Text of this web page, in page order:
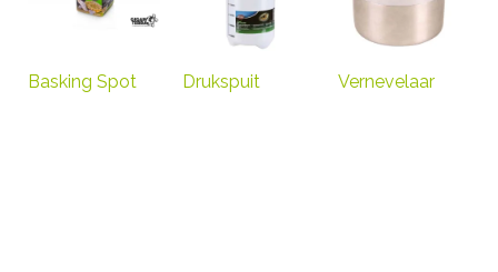
Basking Spot Drukspuit Vernevelaar